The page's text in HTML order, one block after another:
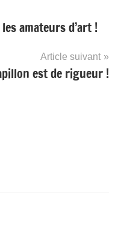
amateurs d’art !
Article suivant
est de rigueur !